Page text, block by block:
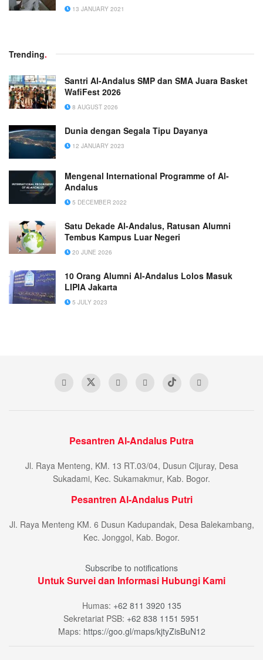
13 JANUARY 2021
Trending.
Santri Al-Andalus SMP dan SMA Juara Basket
WafiFest 2026
8 AUGUST 2026
Dunia dengan Segala Tipu Dayanya
12 JANUARY 2023
Mengenal International Programme of Al-
Andalus
5 DECEMBER 2022
Satu Dekade Al-Andalus, Ratusan Alumni
Tembus Kampus Luar Negeri
20 JUNE 2026
10 Orang Alumni Al-Andalus Lolos Masuk
LIPIA Jakarta
5 JULY 2023
Pesantren Al-Andalus Putra
Jl. Raya Menteng, KM. 13 RT.03/04, Dusun Cijuray, Desa
Sukadami, Kec. Sukamakmur, Kab. Bogor.
Pesantren Al-Andalus Putri
Jl. Raya Menteng KM. 6 Dusun Kadupandak, Desa Balekambang,
Kec. Jonggol, Kab. Bogor.
Subscribe to notifications
Untuk Survei dan Informasi Hubungi Kami
Humas: +62 811 3920 135
Sekretariat PSB: +62 838 1151 5951
Maps: https://goo.gl/maps/kjtyZisBuN12